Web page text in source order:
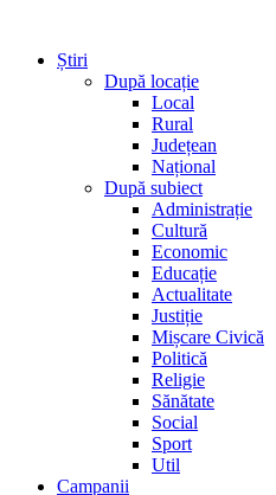
Știri
După locație
Local
Rural
Județean
Național
După subiect
Administrație
Cultură
Economic
Educație
Actualitate
Justiție
Mișcare Civică
Politică
Religie
Sănătate
Social
Sport
Util
Campanii